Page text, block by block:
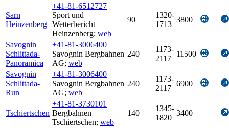
Sarn
Heinzenberg
+41-81-6512727
Sport und
Wetterbericht
Heinzenberg; web
90
1320-
1713
3800
Savognin
Schlittada-
Panoramica
+41-81-3006400
Savognin Bergbahnen
AG; web
240
1173-
2117
11500
Savognin
Schlittada-
Run
+41-81-3006400
Savognin Bergbahnen
AG; web
240
1173-
2117
6900
Tschiertschen
+41-81-3730101
Bergbahnen
Tschiertschen; web
140
1345-
1820
3400